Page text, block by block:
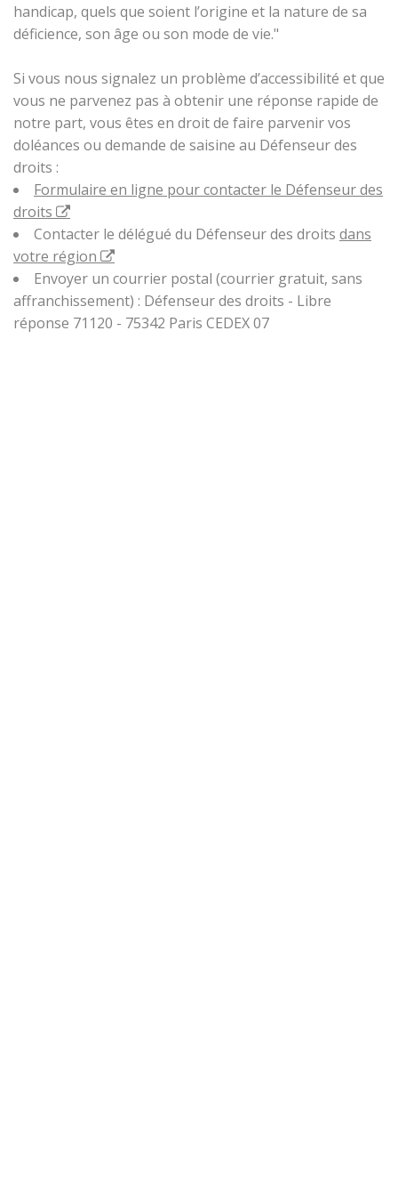
handicap, quels que soient l’origine et la nature de sa
déficience, son âge ou son mode de vie."
Si vous nous signalez un problème d’accessibilité et que
vous ne parvenez pas à obtenir une réponse rapide de
notre part, vous êtes en droit de faire parvenir vos
doléances ou demande de saisine au Défenseur des
droits :
Formulaire en ligne pour contacter le Défenseur des
droits
Contacter le délégué du Défenseur des droits dans
votre région
Envoyer un courrier postal (courrier gratuit, sans
affranchissement) : Défenseur des droits - Libre
réponse 71120 - 75342 Paris CEDEX 07